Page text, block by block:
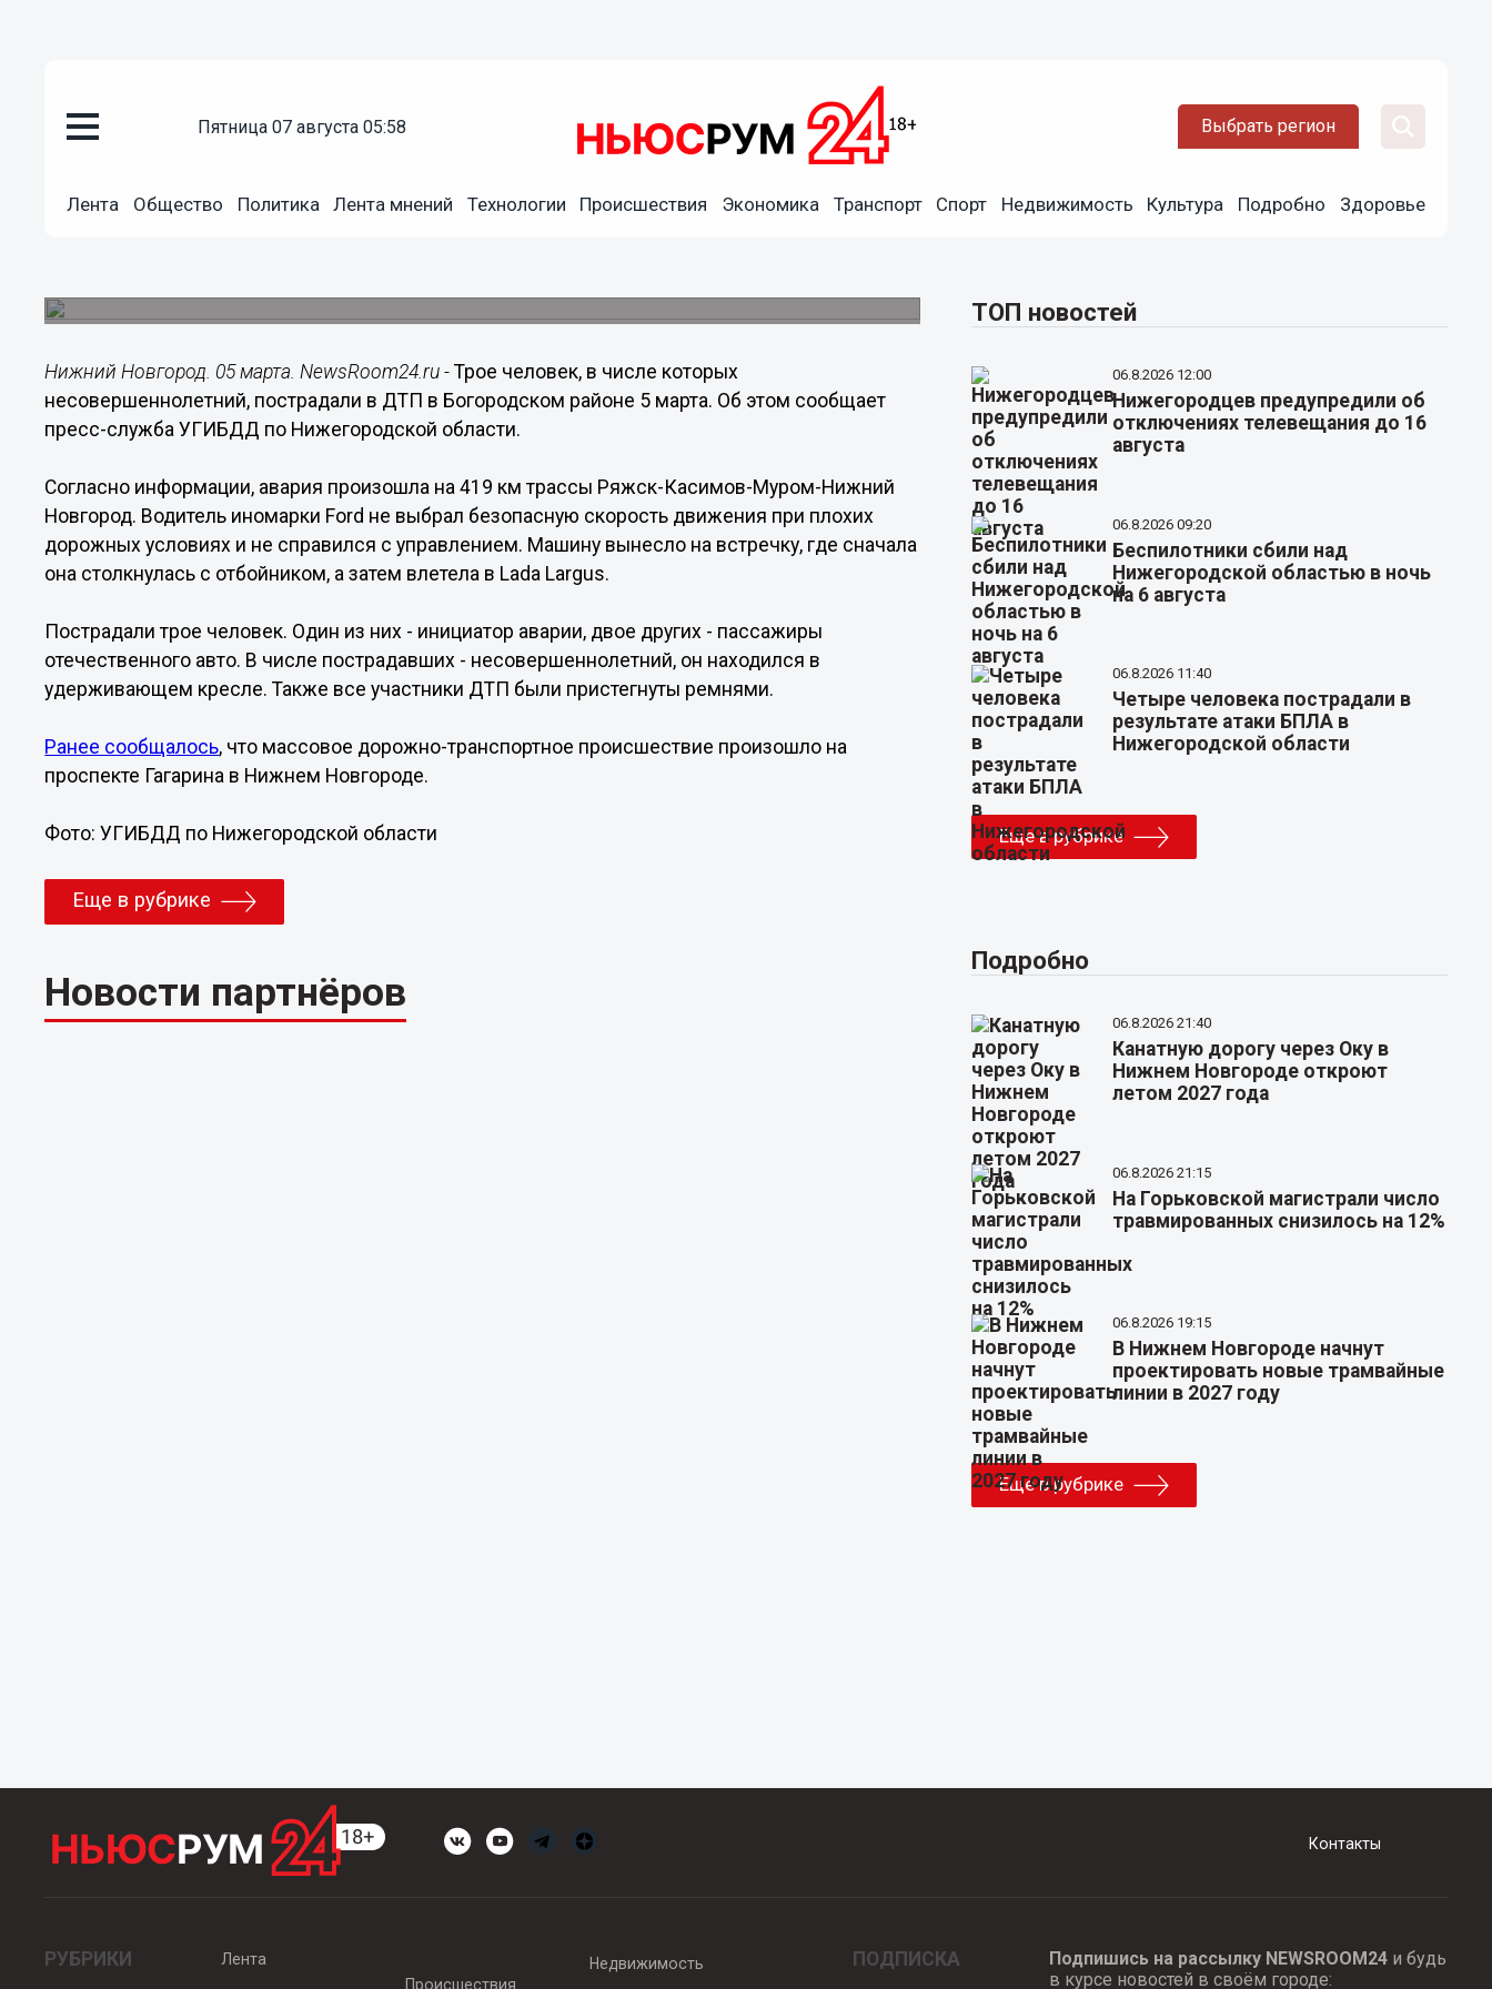
пятница 07 августа 05:58 Выбрать регион
Лента Общество Политика Лента мнений Технологии Происшествия Экономика Транспорт Спорт Недвижимость Культура Подробно Здоровье
Два взрослых и ребенок пострадали в ДТП под
Нижний Новгород. 05 марта. NewsRoom24.ru -Трое человек, в числе которых
несовершеннолетний, пострадали в ДТП в Богородском районе 5 марта. Об этом сообщает
пресс-служба УГИБДД по Нижегородской области.
Согласно информации, авария произошла на 419 км трассы Ряжск-Касимов-Муром-Нижний
Новгород. Водитель иномарки Ford не выбрал безопасную скорость движения при плохих
дорожных условиях и не справился с управлением. Машину вынесло на встречку, где сначала
она столкнулась с отбойником, а затем влетела в Lada Largus.
Пострадали трое человек. Один из них - инициатор аварии, двое других - пассажиры
отечественного авто. В числе пострадавших - несовершеннолетний, он находился в
удерживающем кресле. Также все участники ДТП были пристегнуты ремнями.
Ранее сообщалось, что массовое дорожно-транспортное происшествие произошло на
проспекте Гагарина в Нижнем Новгороде.
Фото: УГИБДД по Нижегородской области
Еще в рубрике
Новости партнёров
ТОП новостей
06.8.2026 12:00
Нижегородцев предупредили об
отключениях телевещания до 16
августа
06.8.2026 09:20
Беспилотники сбили над
Нижегородской областью в ночь
на 6 августа
06.8.2026 11:40
Четыре человека пострадали в
результате атаки БПЛА в
Нижегородской области
Еще в рубрике
Подробно
06.8.2026 21:40
Канатную дорогу через Оку в
Нижнем Новгороде откроют
летом 2027 года
06.8.2026 21:15
На Горьковской магистрали число
травмированных снизилось на 12%
06.8.2026 19:15
В Нижнем Новгороде начнут
проектировать новые трамвайные
линии в 2027 году
Еще в рубрике
Контакты
РУБРИКИ
Лента
Происшествия
Недвижимость ПОДПИСКА Подпишись на рассылку NEWSROOM24и будь
в курсе новостей в своём городе: